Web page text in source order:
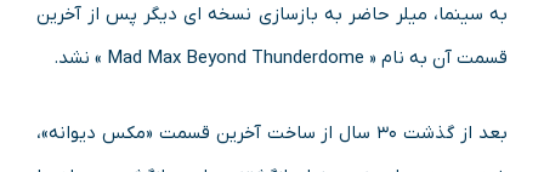
به سینما، میلر حاضر به بازسازی نسخه ای دیگر پس از آخرین
قسمت آن به نام « Mad Max Beyond Thunderdome » نشد.
بعد از گذشت ۳۰ سال از ساخت آخرین قسمت «مکس دیوانه»،